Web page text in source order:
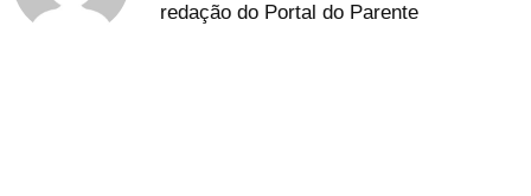
redação do Portal do Parente